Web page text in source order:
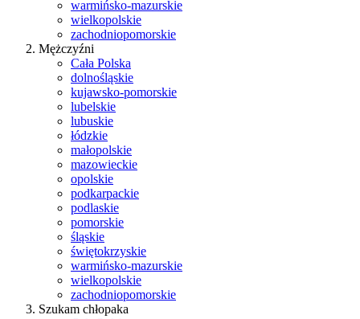
warmińsko-mazurskie
wielkopolskie
zachodniopomorskie
Mężczyźni
Cała Polska
dolnośląskie
kujawsko-pomorskie
lubelskie
lubuskie
łódzkie
małopolskie
mazowieckie
opolskie
podkarpackie
podlaskie
pomorskie
śląskie
świętokrzyskie
warmińsko-mazurskie
wielkopolskie
zachodniopomorskie
Szukam chłopaka